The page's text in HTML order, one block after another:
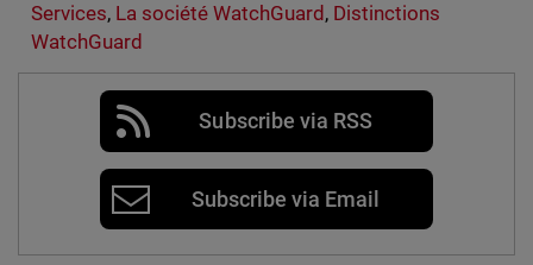
Services, La société WatchGuard , Distinctions
WatchGuard
Subscribe via RSS
Subscribe via Email